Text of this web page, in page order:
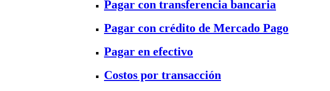
Pagar con transferencia bancaria
Pagar con crédito de Mercado Pago
Pagar en efectivo
Costos por transacción